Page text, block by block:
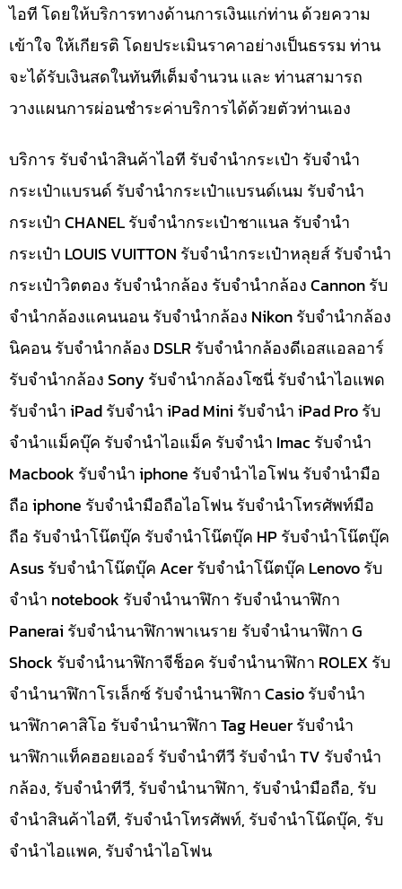
ไอที โดยให้บริการทางด้านการเงินแก่ท่าน ด้วยความ
เข้าใจ ให้เกียรติ โดยประเมินราคาอย่างเป็นธรรม ท่าน
จะได้รับเงินสดในทันทีเต็มจำนวน และ ท่านสามารถ
วางแผนการผ่อนชำระค่าบริการได้ด้วยตัวท่านเอง
บริการ รับจำนำสินค้าไอที รับจำนำกระเป๋า รับจำนำ
กระเป๋าแบรนด์ รับจำนำกระเป๋าแบรนด์เนม รับจำนำ
กระเป๋า CHANEL รับจำนำกระเป๋าชาแนล รับจำนำ
กระเป๋า LOUIS VUITTON รับจำนำกระเป๋าหลุยส์ รับจำนำ
กระเป๋าวิตตอง รับจำนำกล้อง รับจำนำกล้อง Cannon รับ
จำนำกล้องแคนนอน รับจำนำกล้อง Nikon รับจำนำกล้อง
นิคอน รับจำนำกล้อง DSLR รับจำนำกล้องดีเอสแอลอาร์
รับจำนำกล้อง Sony รับจำนำกล้องโซนี่ รับจำนำไอแพด
รับจำนำ iPad รับจำนำ iPad Mini รับจำนำ iPad Pro รับ
จำนำแม็คบุ๊ค รับจำนำไอแม็ค รับจำนำ Imac รับจำนำ
Macbook รับจำนำ iphone รับจำนำไอโฟน รับจำนำมือ
ถือ iphone รับจำนำมือถือไอโฟน รับจำนำโทรศัพท์มือ
ถือ รับจำนำโน๊ตบุ๊ค รับจำนำโน๊ตบุ๊ค HP รับจำนำโน๊ตบุ๊ค
Asus รับจำนำโน๊ตบุ๊ค Acer รับจำนำโน๊ตบุ๊ค Lenovo รับ
จำนำ notebook รับจำนำนาฬิกา รับจำนำนาฬิกา
Panerai รับจำนำนาฬิกาพาเนราย รับจำนำนาฬิกา G
Shock รับจำนำนาฬิกาจีช็อค รับจำนำนาฬิกา ROLEX รับ
จำนำนาฬิกาโรเล็กซ์ รับจำนำนาฬิกา Casio รับจำนำ
นาฬิกาคาสิโอ รับจำนำนาฬิกา Tag Heuer รับจำนำ
นาฬิกาแท็คฮอยเออร์ รับจำนำทีวี รับจำนำ TV รับจำนำ
กล้อง, รับจำนำทีวี, รับจำนำนาฬิกา, รับจำนำมือถือ, รับ
จำนำสินค้าไอที, รับจำนำโทรศัพท์, รับจำนำโน๊ดบุ๊ค, รับ
จำนำไอแพค, รับจำนำไอโฟน